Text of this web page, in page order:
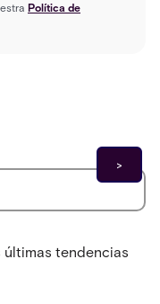
Política de
tendencias